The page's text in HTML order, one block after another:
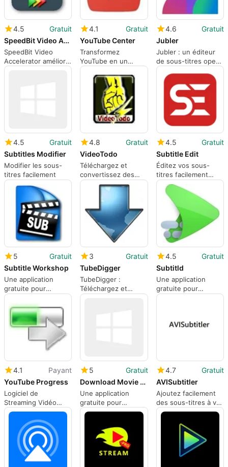
4.5
Gratuit
SpeedBit Video Accelerator
SpeedBit Video
Accelerator améliore
la lecture en
4.1
Gratuit
YouTube Center
Transformez
YouTube en un
lecteur configurable
avec YouTube
4.6
Gratuit
Jubler
Jubler : un éditeur
de sous-titres open-
source pour une
synchronisation et
une traduction
précises
4.5
Gratuit
Subtitles Modifier
Modifier les sous-
titres facilement
4.8
Gratuit
VideoTodo
Téléchargez et
convertissez des
vidéos facilement
4.5
Gratuit
Subtitle Edit
Éditez vos sous-
titres facilement
avec Subtitle Edit
5
Gratuit
Subtitle Workshop
Une application
gratuite pour
Windows, par
UruSoft.
3
Gratuit
TubeDigger
TubeDigger :
Téléchargez et
enregistrez des
4.5
Gratuit
Subtitld
Une application
gratuite pour
Windows, par Jonatã
4.1
Payant
YouTube Progress
Logiciel de
Streaming Vidéo
pour Windows
5
Gratuit
Download Movie Subtitles
Une application
gratuite pour
Windows, par DMS.
4.7
Gratuit
AVISubtitler
Ajoutez facilement
des sous-titres à vos
vidéos